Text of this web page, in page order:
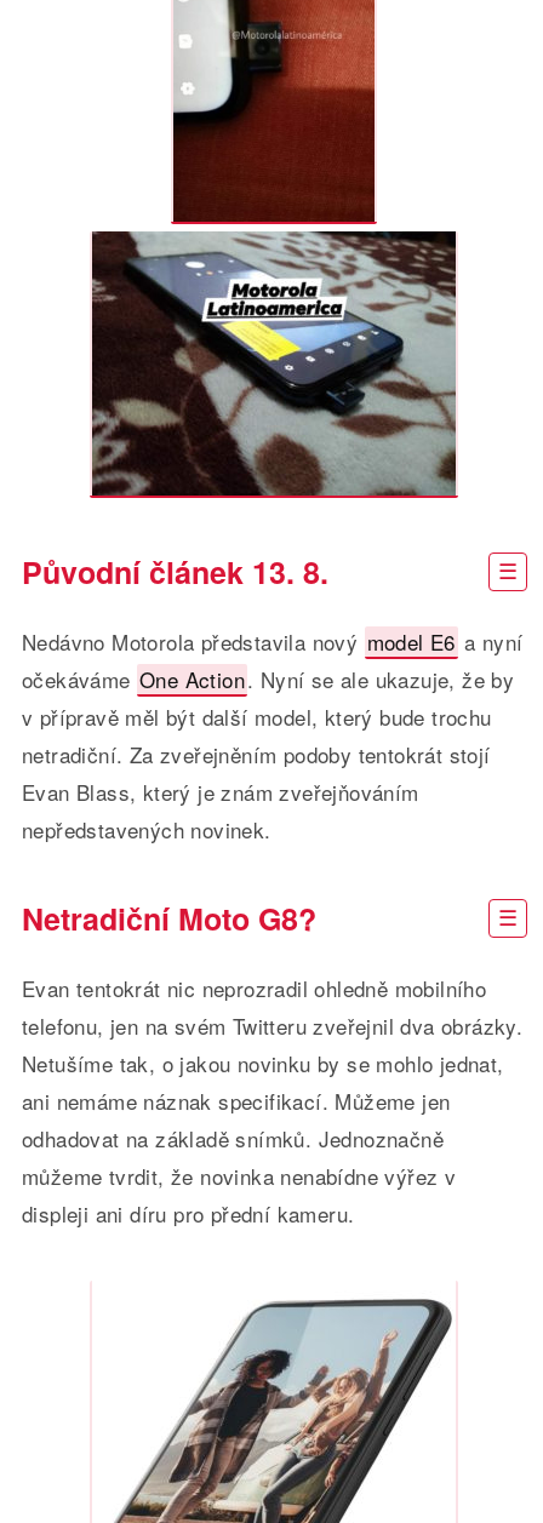
Původní článek 13. 8.
Nedávno Motorola představila nový model E6 a nyní
očekáváme One Action. Nyní se ale ukazuje, že by
v přípravě měl být další model, který bude trochu
netradiční. Za zveřejněním podoby tentokrát stojí
Evan Blass, který je znám zveřejňováním
nepředstavených novinek.
Netradiční Moto G8?
Evan tentokrát nic neprozradil ohledně mobilního
telefonu, jen na svém Twitteru zveřejnil dva obrázky.
Netušíme tak, o jakou novinku by se mohlo jednat,
ani nemáme náznak specifikací. Můžeme jen
odhadovat na základě snímků. Jednoznačně
můžeme tvrdit, že novinka nenabídne výřez v
displeji ani díru pro přední kameru.